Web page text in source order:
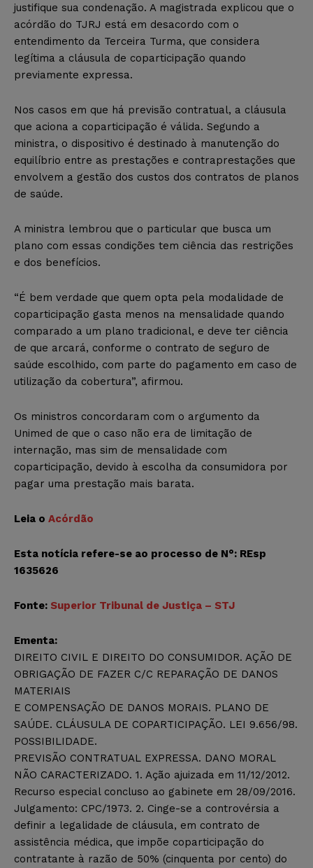
justifique sua condenação. A magistrada explicou que o
acórdão do TJRJ está em desacordo com o
entendimento da Terceira Turma, que considera
legítima a cláusula de coparticipação quando
previamente expressa.
Nos casos em que há previsão contratual, a cláusula
que aciona a coparticipação é válida. Segundo a
ministra, o dispositivo é destinado à manutenção do
equilíbrio entre as prestações e contraprestações que
envolvem a gestão dos custos dos contratos de planos
de saúde.
A ministra lembrou que o particular que busca um
plano com essas condições tem ciência das restrições
e dos benefícios.
“É bem verdade que quem opta pela modalidade de
coparticipação gasta menos na mensalidade quando
comparado a um plano tradicional, e deve ter ciência
de que arcará, conforme o contrato de seguro de
saúde escolhido, com parte do pagamento em caso de
utilização da cobertura”, afirmou.
Os ministros concordaram com o argumento da
Unimed de que o caso não era de limitação de
internação, mas sim de mensalidade com
coparticipação, devido à escolha da consumidora por
pagar uma prestação mais barata.
Leia o Acórdão
Esta notícia refere-se ao processo de N°: REsp
1635626
Fonte: Superior Tribunal de Justiça – STJ
Ementa:
DIREITO CIVIL E DIREITO DO CONSUMIDOR. AÇÃO DE
OBRIGAÇÃO DE FAZER C/C REPARAÇÃO DE DANOS
MATERIAIS
E COMPENSAÇÃO DE DANOS MORAIS. PLANO DE
SAÚDE. CLÁUSULA DE COPARTICIPAÇÃO. LEI 9.656/98.
POSSIBILIDADE.
PREVISÃO CONTRATUAL EXPRESSA. DANO MORAL
NÃO CARACTERIZADO. 1. Ação ajuizada em 11/12/2012.
Recurso especial concluso ao gabinete em 28/09/2016.
Julgamento: CPC/1973. 2. Cinge-se a controvérsia a
definir a legalidade de cláusula, em contrato de
assistência médica, que impõe coparticipação do
contratante à razão de 50% (cinquenta por cento) do